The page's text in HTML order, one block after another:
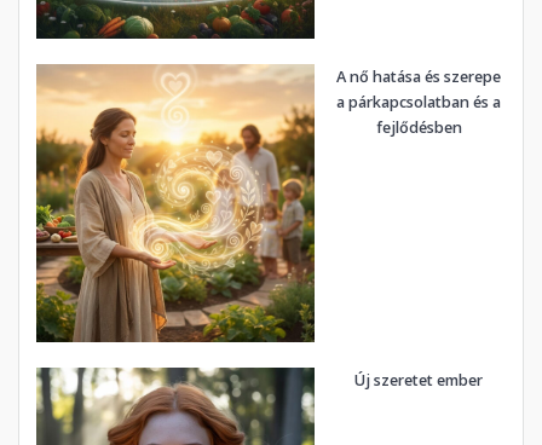
A nő hatása és szerepe
a párkapcsolatban és a
fejlődésben
Új szeretet ember